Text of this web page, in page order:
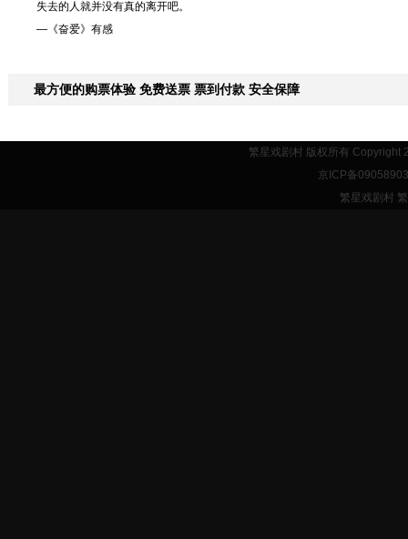
失去的人就并没有真的离开吧。
—《奋爱》有感
最方便的购票体验 免费送票 票到付款 安全保障
繁星戏剧村 版权所有 Copyright
京ICP备
繁星戏剧村